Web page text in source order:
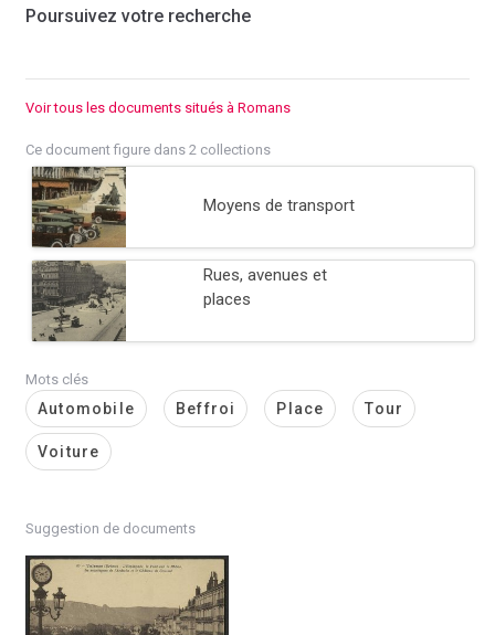
Poursuivez votre recherche
Voir tous les documents situés à Romans
Ce document figure dans 2 collections
Moyens de transport
Rues, avenues et
places
Mots clés
Automobile Beffroi Place Tour
Voiture
Suggestion de documents